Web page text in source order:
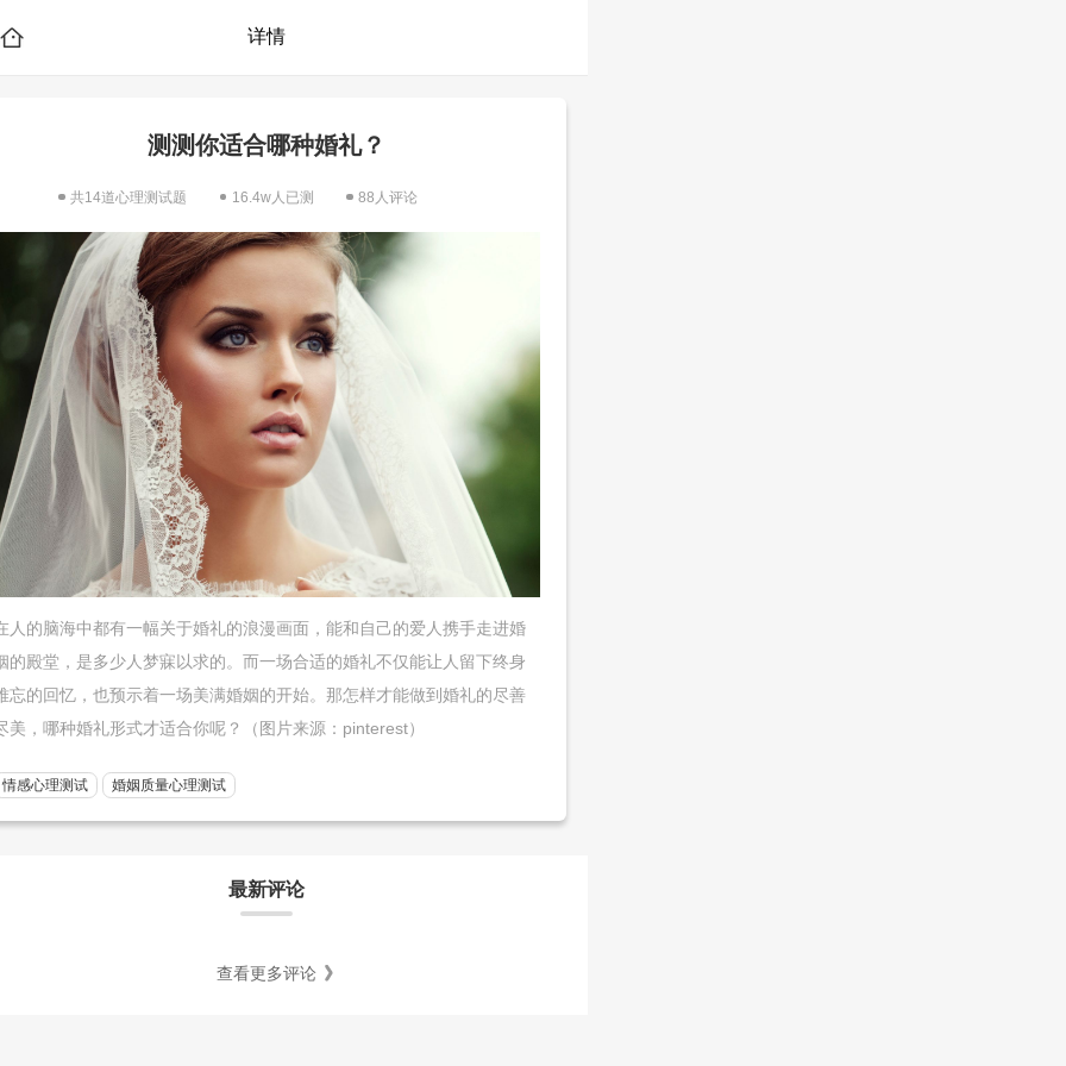
详情
测测你适合哪种婚礼？
共14道心理测试题 16.4w人已测 88人评论
人的脑海中都有一幅关于婚礼的浪漫画面，能和自己的爱人携手走进婚
的殿堂，是多少人梦寐以求的。而一场合适的婚礼不仅能让人留下终身
忘的回忆，也预示着一场美满婚姻的开始。那怎样才能做到婚礼的尽善
美，哪种婚礼形式才适合你呢？（图片来源：pinterest）
情感心理测试 婚姻质量心理测试
最新评论
查看更多评论